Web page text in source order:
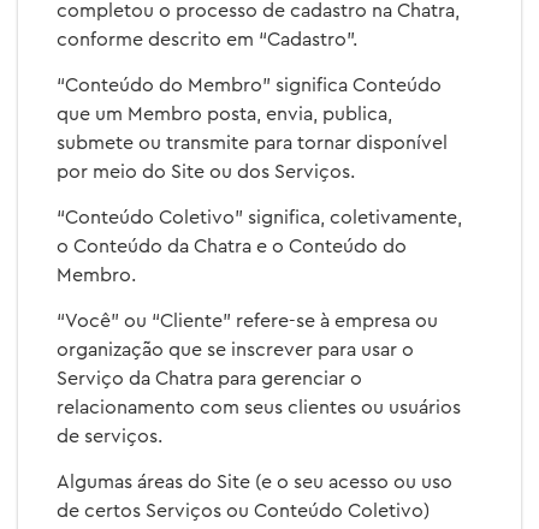
completou o processo de cadastro na Chatra,
conforme descrito em “Cadastro”.
“Conteúdo do Membro” significa Conteúdo
que um Membro posta, envia, publica,
submete ou transmite para tornar disponível
por meio do Site ou dos Serviços.
“Conteúdo Coletivo” significa, coletivamente,
o Conteúdo da Chatra e o Conteúdo do
Membro.
“Você” ou “Cliente” refere-se à empresa ou
organização que se inscrever para usar o
Serviço da Chatra para gerenciar o
relacionamento com seus clientes ou usuários
de serviços.
Algumas áreas do Site (e o seu acesso ou uso
de certos Serviços ou Conteúdo Coletivo)